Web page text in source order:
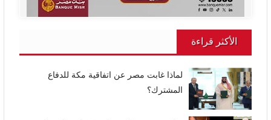
الأكثر قراءة
لماذا غابت مصر عن اتفاقية مكة للدفاع
المشترك؟